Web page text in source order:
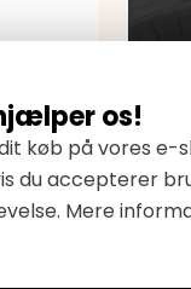
os!
køb på vores
du accepterer
Mere